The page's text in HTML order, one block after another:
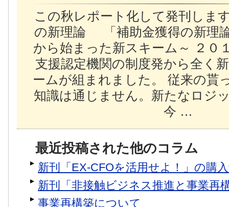
この秋レポート化して発刊しま
の新理論 「補助金獲得の新理
から始まった新スキーム～ ２０
支援認定機関の制度発から全く
ームが組まれました。 従来の貰
知識は通じません。新たなロジ
今 …
最近投稿された他のコラム
新刊「EX-CFOを活用せよ！」の購
新刊「非接触ビジネス推進と事業再
事業再構築について